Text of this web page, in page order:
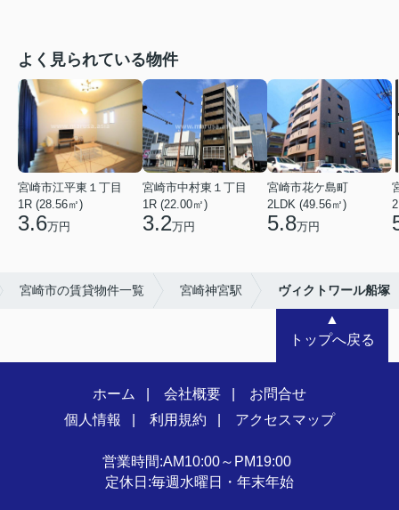
よく見られている物件
宮崎市江平東１丁目
1R (28.56㎡)
3.6万円
宮崎市中村東１丁目
1R (22.00㎡)
3.2万円
宮崎市花ケ島町
2LDK (49.56㎡)
5.8万円
宮崎市の賃貸物件一覧 宮崎神宮駅 ヴィクトワール船塚
▲
トップへ戻る
ホーム 会社概要
お問合せ
個人情報
利用規約 アクセスマップ
営業時間:AM10:00～PM19:00
定休日:毎週水曜日・年末年始